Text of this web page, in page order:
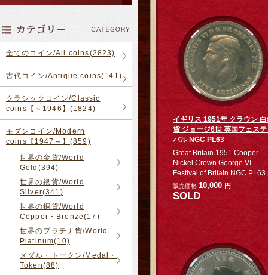
全てのコイン/All coins(2823)
古代コイン/Antique coins(141)
クラシックコイン/Classic
coins【～1946】(1824)
モダンコイン/Modern
coins【1947～】(859)
世界の金貨/World
Gold(394)
世界の銀貨/World
Silver(341)
世界の銅貨/World
Copper・Bronze(17)
世界のプラチナ貨/World
Platinum(10)
メダル・トークン/Medal・
Token(88)
イギリス 1951年 クラウン 白
貨 ジョージ6世 英国フェステ
バル NGC PL63
Great Britain 1951 Cooper-
Nickel Crown George VI
Festival of Britain NGC PL63
販売価格 10,000 円
SOLD